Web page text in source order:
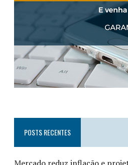
POSTS RECENTES
Mercado reduz inflação e